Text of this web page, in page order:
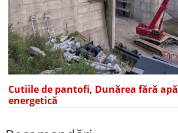
Cutiile de pantofi, Dunărea fără
energetică